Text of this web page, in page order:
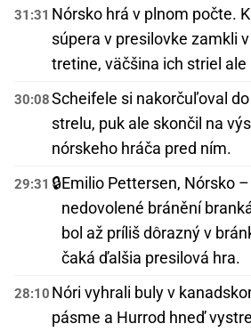
31:31 Nórsko hrá v plnom počte.
súpera v presilovke zamkli
tretine, väčšina ich striel
30:08Scheifele si nakorčuľoval
strelu, puk ale skončil na
nórskeho hráča pred ním.
29:31 🔒Emilio Pettersen, Nórsko
nedovolené bránění
bol až príliš dôrazný v
čaká ďalšia presilová hra.
28:10 Nóri vyhrali buly v
pásme a Hurrod hneď